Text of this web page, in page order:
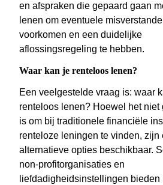
en afspraken die gepaard gaan
lenen om eventuele
voorkomen en een duidelijke
aflossingsregeling te hebben.
Waar kan je renteloos lenen?
Een veelgestelde vraag is: waar
renteloos lenen? Hoewel het niet
is om bij traditionele financiële
renteloze leningen te vinden, zijn
alternatieve opties beschikbaar.
non-profitorganisaties en
liefdadigheidsinstellingen bieden